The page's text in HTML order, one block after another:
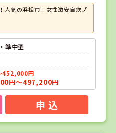
人気の浜松市！女性激安自炊プ
準中型
452,000円
円～497,200円
申 込